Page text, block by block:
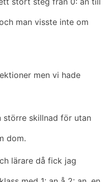
man visste inte om
men vi hade
större skillnad för utan
dom.
lärare då fick jag